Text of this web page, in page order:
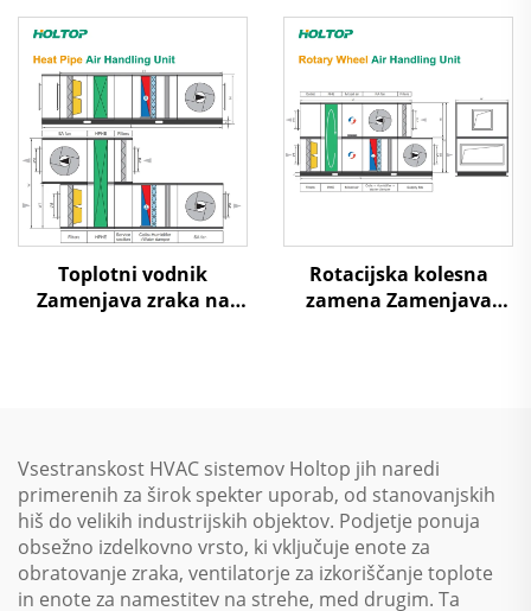
temperature
Toplotni vodnik
Zamenjava zraka na
Rotacijska kolesna
zamena Zamenjava
Vsestranskost HVAC sistemov Holtop jih naredi
primerenih za širok spekter uporab, od stanovanjskih
hiš do velikih industrijskih objektov. Podjetje ponuja
obsežno izdelkovno vrsto, ki vključuje enote za
obratovanje zraka, ventilatorje za izkoriščanje toplote
in enote za namestitev na strehe, med drugim. Ta